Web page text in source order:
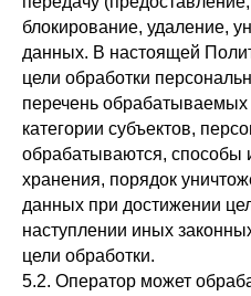
блокирование, удаление,
данных. В настоящей
цели обработки
перечень
категории субъектов,
обрабатываются, способы
хранения, порядок
данных при достижении
наступлении иных
цели обработки.
5.2. Оператор может